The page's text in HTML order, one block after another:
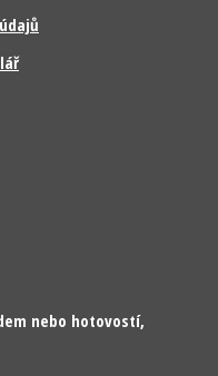
nebo hotovostí,